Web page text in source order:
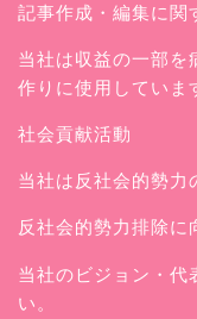
記事作成・編集に関
当社は収益の一部を
作りに使用していま
社会貢献活動
当社は反社会的勢力
反社会的勢力排除に
当社のビジョン・代
い。